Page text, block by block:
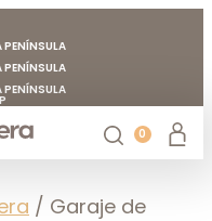
PENÍNSULA
PENÍNSULA
PENÍNSULA
0
/ Garaje de